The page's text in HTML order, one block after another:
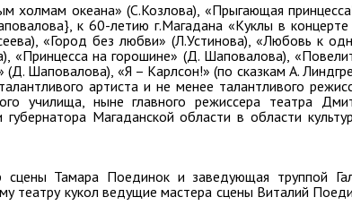
холмам океана» (С.Козлова), «Прыгающая
к 60-летию г.Магадана «Куклы в концерте
«Город без любви» (Л.Устинова), «Любовь к
«Принцесса на горошине» (Д. Шаповалова),
Шаповалова), «Я – Карлсон!» (по сказкам А.
артиста и не менее талантливого
училища, ныне главного режиссера театра
Магаданской области в области
Тамара Поединок и заведующая труппой
театру кукол ведущие мастера сцены Виталий